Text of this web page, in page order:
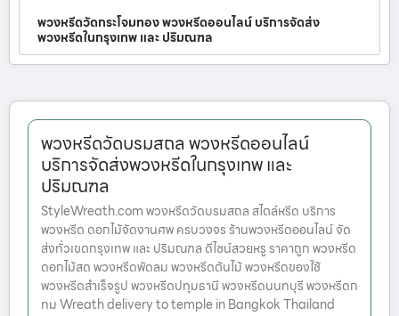
พวงหรีดวัดกระโจมทอง พวงหรีดออนไลน์ บริการจัดส่ง
พวงหรีดในกรุงเทพ และ ปริมณฑล
พวงหรีดวัดบรมสถล พวงหรีดออนไลน์
บริการจัดส่งพวงหรีดในกรุงเทพ และ
ปริมณฑล
StyleWreath.com พวงหรีดวัดบรมสถล สไตล์หรีด บริการ
พวงหรีด ดอกไม้จัดงานศพ ครบวงจร ร้านพวงหรีดออนไลน์ จัด
ส่งทั่วเขตกรุงเทพ และ ปริมณฑล ดีไซน์สวยหรู ราคาถูก พวงหรีด
ดอกไม้สด พวงหรีดพัดลม พวงหรีดต้นไม้ พวงหรีดของใช้
พวงหรีดสำเร็จรูป พวงหรีดปทุมธานี พวงหรีดนนทบุรี พวงหรีดก
ทม Wreath delivery to temple in Bangkok Thailand